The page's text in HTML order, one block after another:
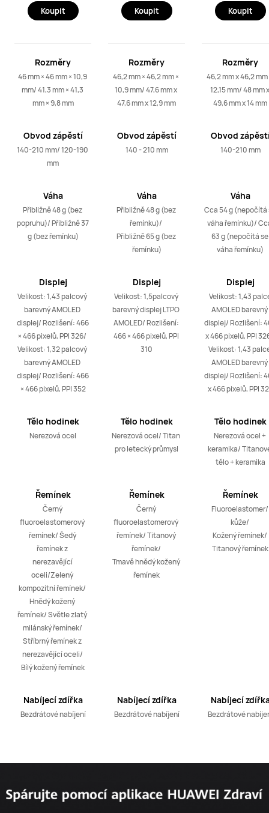
Koupit
Rozměry
46 mm × 46 mm × 10,9
mm/ 41,3 mm × 41,3
mm × 9,8 mm
Obvod zápěstí
140-210 mm/ 120-190
mm
Váha
Přibližně 48 g (bez
popruhu)/ Přibližně 37
g (bez řemínku)
Displej
Velikost: 1,43 palcový
barevný AMOLED
displej/ Rozlišení: 466
× 466 pixelů, PPI 326/
Velikost: 1,32 palcový
barevný AMOLED
displej/ Rozlišení: 466
× 466 pixelů, PPI 352
Tělo hodinek
Nerezová ocel
Řemínek
Černý
fluoroelastomerový
řemínek/ Šedý
řemínek z
nerezavějící
oceli/Zelený
kompozitní řemínek/
Hnědý kožený
řemínek/ Světle zlatý
milánský řemínek/
Stříbrný řemínek z
nerezavějící oceli/
Bílý kožený řemínek
Nabíjecí zdířka
Bezdrátové nabíjení
Koupit
Rozměry
46,2 mm × 46,2 mm ×
10,9 mm/ 47,6 mm x
47,6 mm x 12,9 mm
Obvod zápěstí
140 - 210 mm
Váha
Přibližně 48 g (bez
řemínku)/
Přibližně 65 g (bez
řemínku)
Displej
Velikost: 1,5palcový
barevný displej LTPO
AMOLED/ Rozlišení:
466 × 466 pixelů, PPI
310
Tělo hodinek
Nerezová ocel/ Titan
pro letecký průmysl
Řemínek
Černý
fluoroelastomerový
řemínek/ Titanový
řemínek/
Tmavě hnědý kožený
řemínek
Nabíjecí zdířka
Bezdrátové nabíjení
Koupit
Rozměry
46,2 mm x 46,2 mm
12,15 mm/ 48 mm x
49,6 mm x 14 mm
Obvod
140-210 mm
Váha
Cca 54 g (nepočítá
váha řemínku)/
63 g (nepočítá se
váha řemínku)
Displej
Velikost: 1,43
AMOLED barevný
displej/ Rozlišení:
x 466 pixelů, PPI
Velikost: 1,43
AMOLED barevný
displej/ Rozlišení:
x 466 pixelů, PPI
Tělo hodinek
Nerezová ocel +
keramika/
tělo + keramika
Řemínek
Fluoroelastomer/
kůže/
Kožený řemínek/
Titanový řemínek
Nabíjecí
Bezdrátové